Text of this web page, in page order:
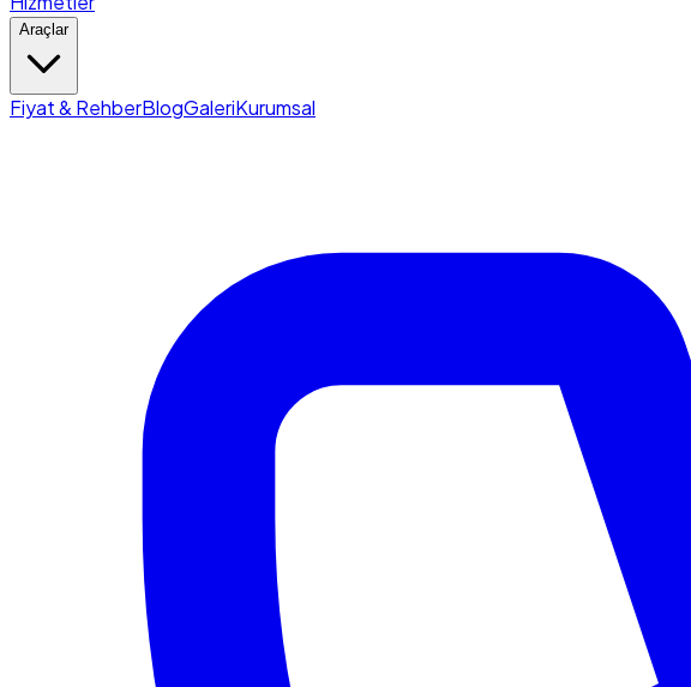
Araçlar
Fiyat & RehberBlogGaleriKurumsal